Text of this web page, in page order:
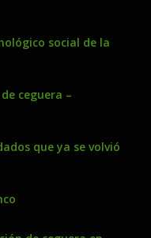
social de la
ceguera –
que ya se volvió